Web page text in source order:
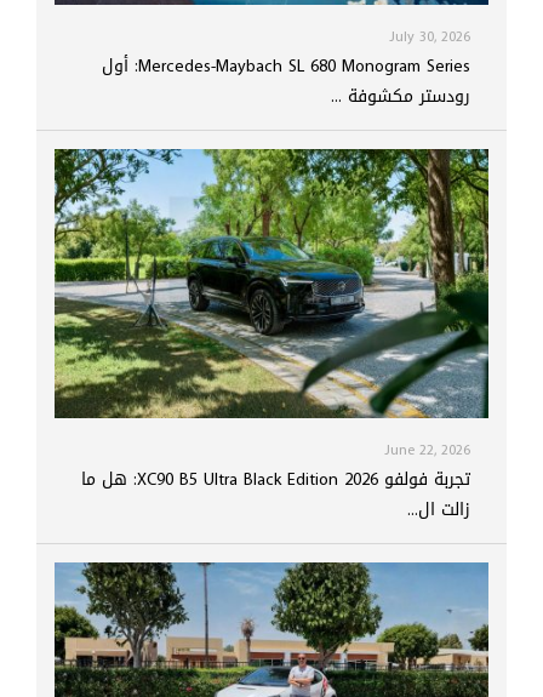
July 30, 2026
Mercedes-Maybach SL 680 Monogram Series: أول
رودستر مكشوفة ...
June 22, 2026
تجربة فولفو XC90 B5 Ultra Black Edition 2026: هل ما
زالت ال...